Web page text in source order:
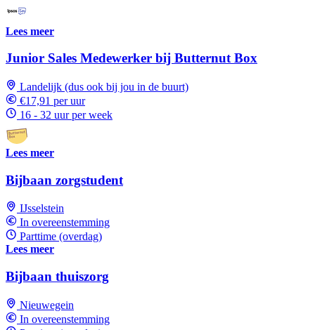
Lees meer
Junior Sales Medewerker bij Butternut Box
Landelijk (dus ook bij jou in de buurt)
€17,91 per uur
16 - 32 uur per week
Lees meer
Bijbaan zorgstudent
IJsselstein
In overeenstemming
Parttime (overdag)
Lees meer
Bijbaan thuiszorg
Nieuwegein
In overeenstemming